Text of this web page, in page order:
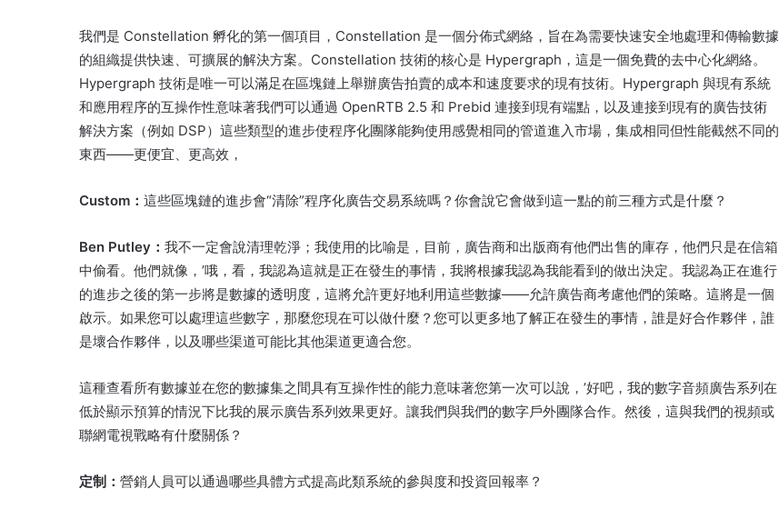
我們是 Constellation 孵化的第一個項目，Constellation 是一個分佈式網絡，旨在為需要快速安全地處理和傳輸數據
的組織提供快速、可擴展的解決方案。 Constellation 技術的核心是 Hypergraph，這是一個免費的去中心化網絡。
Hypergraph 技術是唯一可以滿足在區塊鏈上舉辦廣告拍賣的成本和速度要求的現有技術。 Hypergraph 與現有系統
和應用程序的互操作性意味著我們可以通過 OpenRTB 2.5 和 Prebid 連接到現有端點，以及連接到現有的廣告技術
解決方案（例如 DSP）這些類型的進步使程序化團隊能夠使用感覺相同的管道進入市場，集成相同但性能截然不同的
東西——更便宜、更高效，
Custom： 這些區塊鏈的進步會“清除”程序化廣告交易系統嗎？ 你會說它會做到這一點的前三種方式是什麼？
Ben Putley： 我不一定會說清理乾淨； 我使用的比喻是，目前，廣告商和出版商有他們出售的庫存，他們只是在信箱
中偷看。 他們就像，’哦，看，我認為這就是正在發生的事情，我將根據我認為我能看到的做出決定。 我認為正在進行
的進步之後的第一步將是數據的透明度，這將允許更好地利用這些數據——允許廣告商考慮他們的策略。 這將是一個
啟示。 如果您可以處理這些數字，那麼您現在可以做什麼？ 您可以更多地了解正在發生的事情，誰是好合作夥伴，誰
是壞合作夥伴，以及哪些渠道可能比其他渠道更適合您。
這種查看所有數據並在您的數據集之間具有互操作性的能力意味著您第一次可以說，’好吧，我的數字音頻廣告系列在
低於顯示預算的情況下比我的展示廣告系列效果更好。 讓我們與我們的數字戶外團隊合作。 然後，這與我們的視頻或
聯網電視戰略有什麼關係？
定制： 營銷人員可以通過哪些具體方式提高此類系統的參與度和投資回報率？